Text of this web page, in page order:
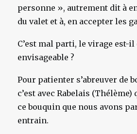
personne », autrement dit à
du valet et à, en accepter les
C’est mal parti, le virage est-il
envisageable ?
Pour patienter s’abreuver de
c’est avec Rabelais (Thélème)
ce bouquin que nous avons
entrain.